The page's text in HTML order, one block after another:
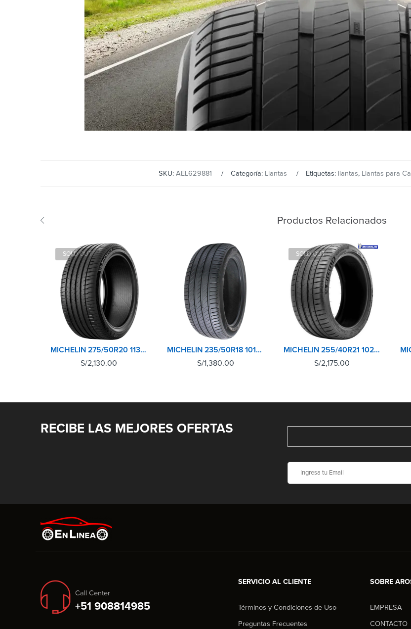
SKU: AEL629881 Categoría: Llantas Etiquetas: llantas, Llantas para
Productos Relacionados
SOLD OUT
MICHELIN 275/50R20 113Y XL TL PILOT SPORT 4 SUV MO1
S/2,130.00
MICHELIN 235/50R18 101Y XL TL PRIMACY 4+
S/1,380.00
SOLD OUT
MICHELIN 255/40R21 102Y XL TL PILOT SPORT 4 SUV
S/2,175.00
RECIBE LAS MEJORES OFERTAS
Call Center
+51 908814985
SERVICIO AL CLIENTE
Términos y Condiciones de Uso
Preguntas Frecuentes
SOBRE
EMPRESA
CONTACTO